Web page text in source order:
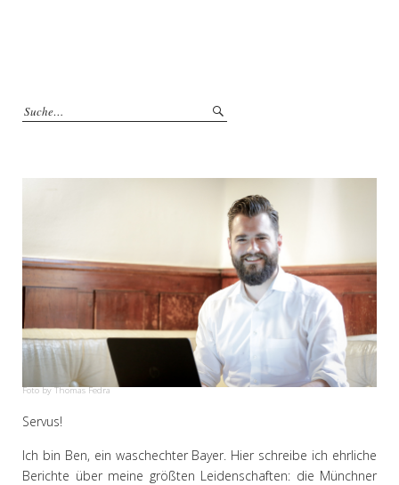
Foto by Thomas Fedra
Servus!
Ich bin Ben, ein waschechter Bayer. Hier schreibe ich ehrliche
Berichte über meine größten Leidenschaften: die Münchner